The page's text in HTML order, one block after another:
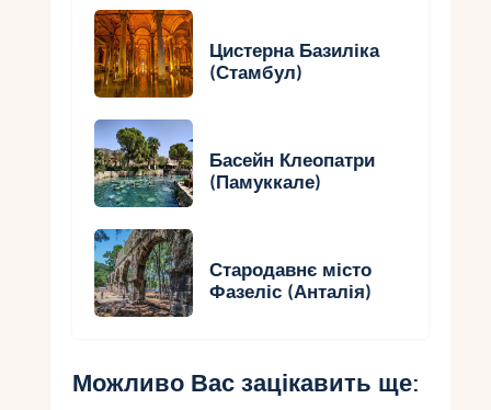
Цистерна Базиліка
(Стамбул)
Басейн Клеопатри
(Памуккале)
Стародавнє місто
Фазеліс (Анталія)
Можливо Вас зацікавить ще: